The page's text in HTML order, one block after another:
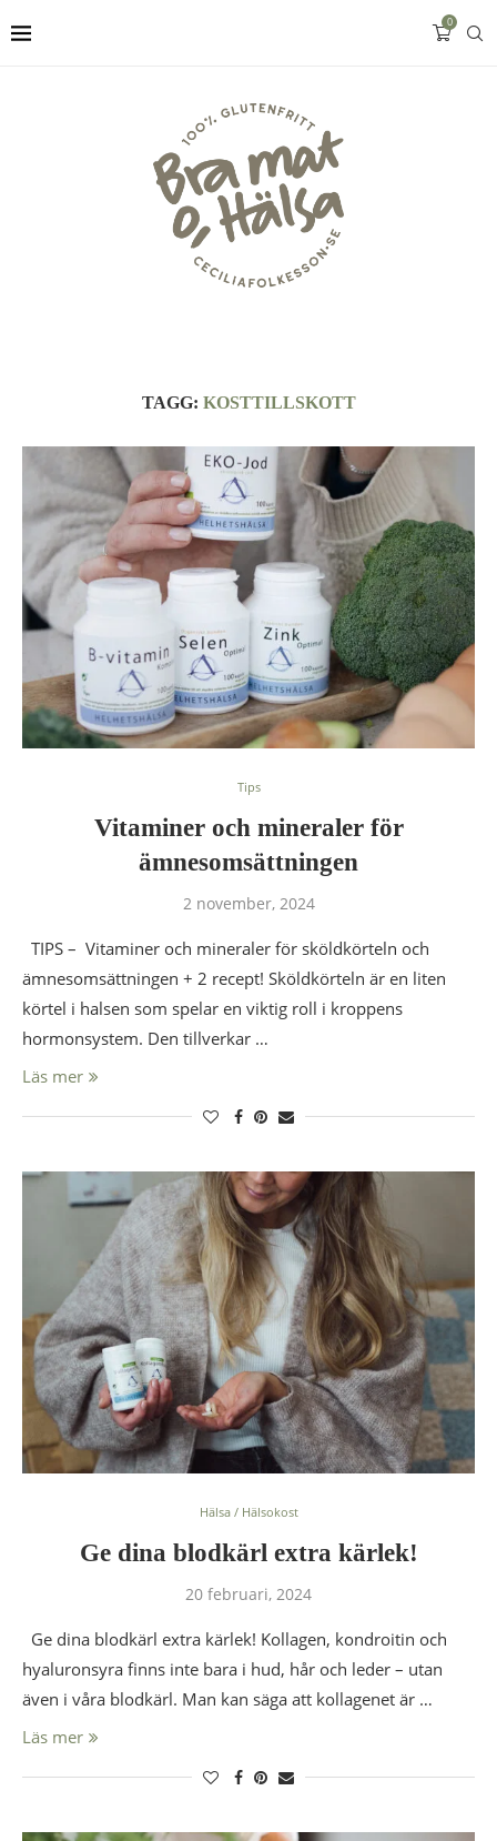
0
TAGG: KOSTTILLSKOTT
Tips
Vitaminer och mineraler för
ämnesomsättningen
2 november, 2024
TIPS – Vitaminer och mineraler för sköldkörteln och
ämnesomsättningen + 2 recept! Sköldkörteln är en liten
körtel i halsen som spelar en viktig roll i kroppens
hormonsystem. Den tillverkar …
Läs mer
Hälsa / Hälsokost
Ge dina blodkärl extra kärlek!
20 februari, 2024
Ge dina blodkärl extra kärlek! Kollagen, kondroitin och
hyaluronsyra finns inte bara i hud, hår och leder – utan
även i våra blodkärl. Man kan säga att kollagenet är …
Läs mer